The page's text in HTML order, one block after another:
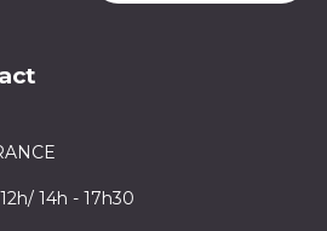
14h - 17h30